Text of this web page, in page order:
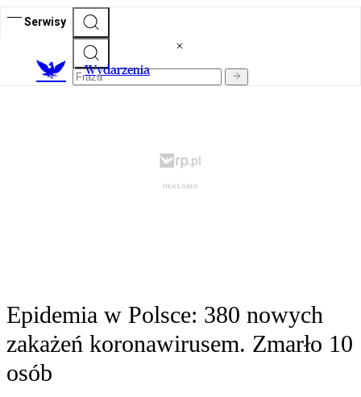
Serwisy
Wydarzenia
Epidemia w Polsce: 380 nowych
zakażeń koronawirusem. Zmarło 10
osób